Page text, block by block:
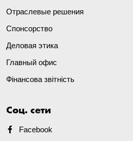
Отраслевые решения
Спонсорство
Деловая этика
Главный офис
Фінансова звітність
Соц. сети
Facebook